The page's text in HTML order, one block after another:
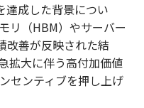
達成した背景につい
リ（HBM）やサーバー
改善が反映された結
拡大に伴う高付加価値
センティブを押し上げ